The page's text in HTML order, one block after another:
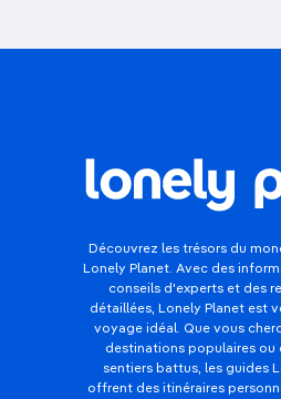
Découvrez les trésors du
Lonely Planet. Avec des
conseils d'experts et des
détaillées, Lonely Planet est
voyage idéal. Que vous
destinations populaires ou
sentiers battus, les guides
offrent des itinéraires